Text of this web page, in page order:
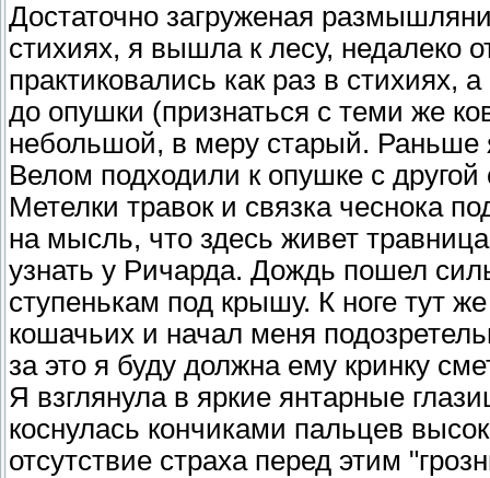
Достаточно загруженая
стихиях, я вышла к лесу, недалеко
практиковались как раз в стихиях,
до опушки (признаться с теми же
небольшой, в меру старый. Раньше
Велом подходили к опушке с
Метелки травок и связка чеснока
на мысль, что здесь живет
узнать у Ричарда. Дождь пошел
ступенькам под крышу. К ноге тут
кошачьих и начал меня
за это я буду должна ему кринку
Я взглянула в яркие янтарные
коснулась кончиками пальцев
отсутствие страха перед этим